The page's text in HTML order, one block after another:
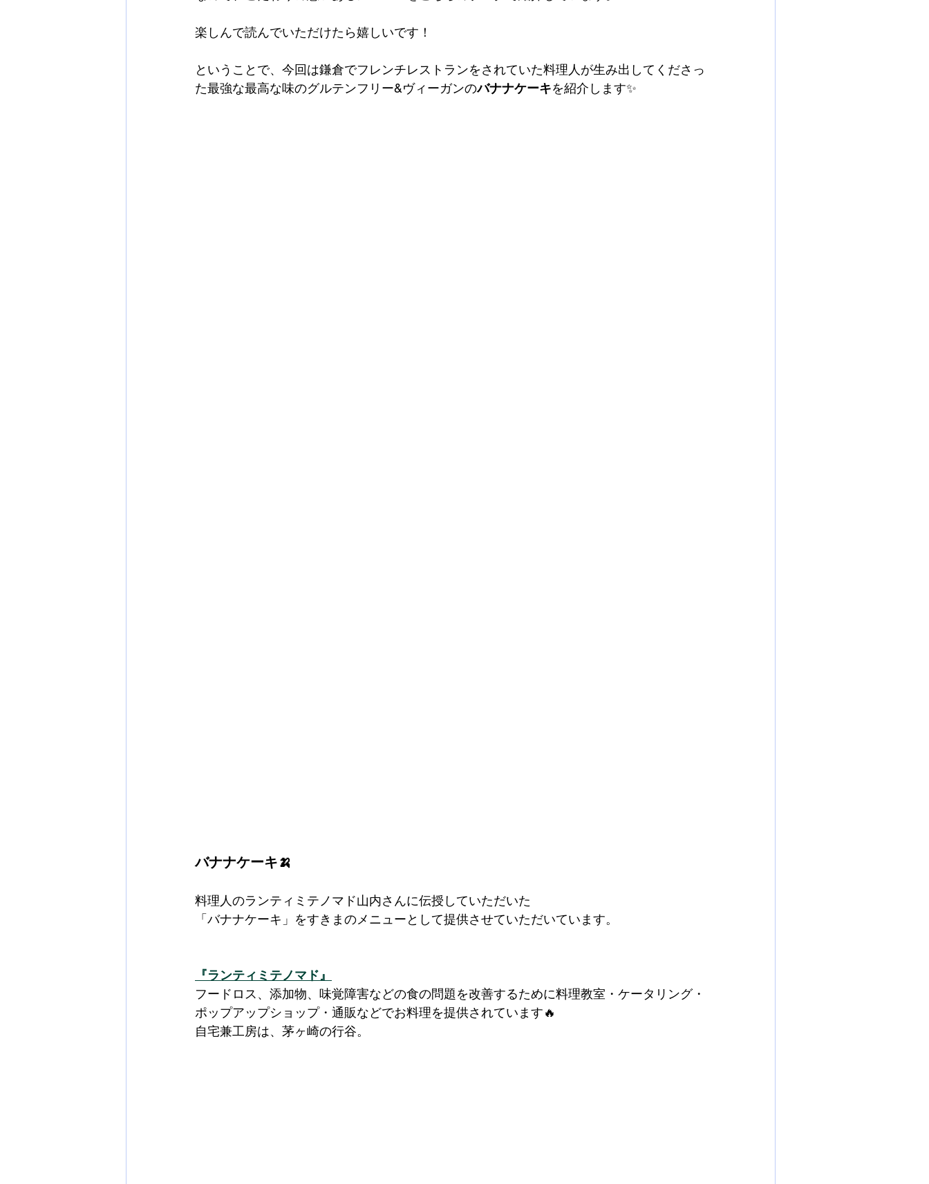
楽しんで読んでいただけたら嬉しいです！
ということで、今回は鎌倉でフレンチレストランをされていた料理人が生み出してくださっ
た最強な最高な味のグルテンフリー&ヴィーガンのバナナケーキを紹介します✨
バナナケーキ🍌
料理人のランティミテノマド山内さんに伝授していただいた
「バナナケーキ」をすきまのメニューとして提供させていただいています。
『ランティミテノマド』
フードロス、添加物、味覚障害などの食の問題を改善するために料理教室・ケータリング・
ポップアップショップ・通販などでお料理を提供されています🔥
自宅兼工房は、茅ヶ崎の行谷。